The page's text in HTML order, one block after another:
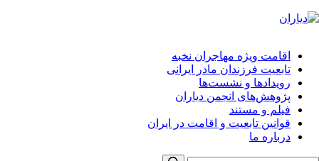
اقامت ویژه مهاجران نخبه
تابعیت فرزندان مادر ایرانی
رویدادها و نشست‌ها
پژوهش‌های انجمن دیاران
فیلم و مستند
قوانین تابعیت و اقامت در ایران
درباره ما